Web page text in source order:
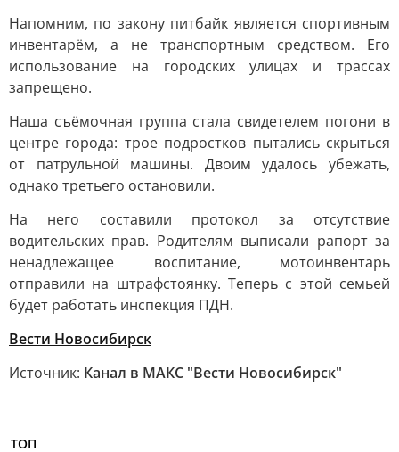
Напомним, по закону питбайк является спортивным
инвентарём, а не транспортным средством. Его
использование на городских улицах и трассах
запрещено.
Наша съёмочная группа стала свидетелем погони в
центре города: трое подростков пытались скрыться
от патрульной машины. Двоим удалось убежать,
однако третьего остановили.
На него составили протокол за отсутствие
водительских прав. Родителям выписали рапорт за
ненадлежащее воспитание, мотоинвентарь
отправили на штрафстоянку. Теперь с этой семьей
будет работать инспекция ПДН.
Вести Новосибирск
Источник: Канал в МАКС "Вести Новосибирск"
ТОП